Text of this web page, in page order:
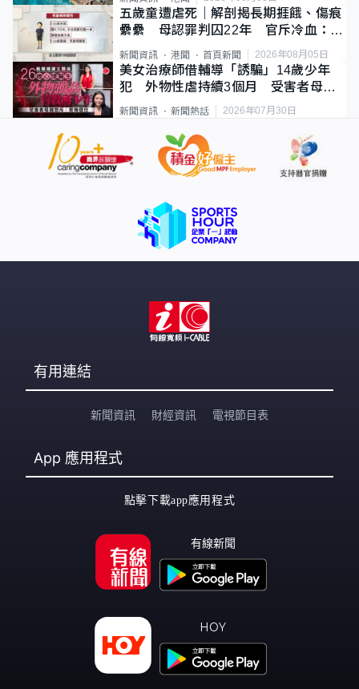
五歲童遭虐死｜解剖揭長期捱餓、傷痕
纍纍 母認罪判囚22年 官斥冷血：同
類案最惡劣
新聞資訊 港聞 首頁新聞 2026年08月05日
美女治療師借輔導「誘騙」14歲少年
犯 外物性虐持續3個月 受害者母：
要保護其他人
新聞資訊 新聞熱話 2026年07月30日
有用連結
新聞資訊 財經資訊 電視節目表
App 應用程式
點擊下載app應用程式
有線新聞
HOY